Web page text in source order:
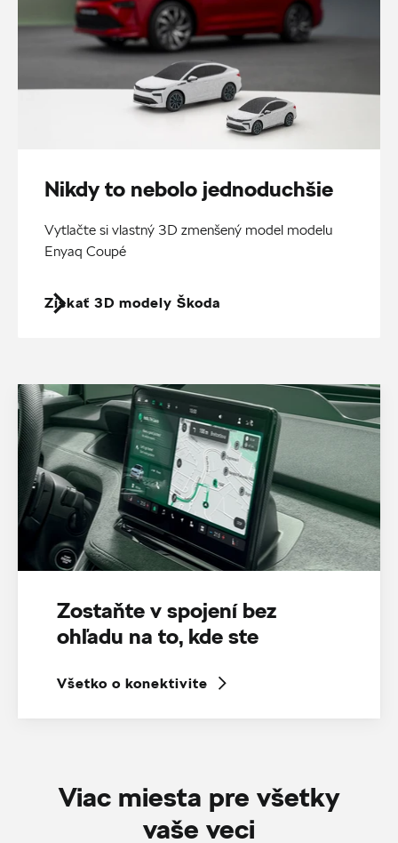
Nikdy to nebolo jednoduchšie
Vytlačte si vlastný 3D zmenšený model modelu
Enyaq Coupé
Získať 3D modely Škoda
Zostaňte v spojení bez
ohľadu na to, kde ste
Všetko o konektivite
Viac miesta pre všetky
vaše veci